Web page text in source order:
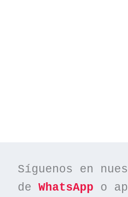
Síguenos en
de WhatsApp o